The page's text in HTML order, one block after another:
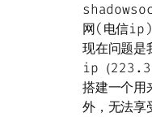
网(电信ip)
现在问题
ip（
搭建一个用
外，无法享